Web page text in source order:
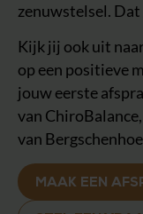
zenuwstelsel.
Kijk jij ook uit
op een positieve
jouw eerste
van
van
MAAK EEN